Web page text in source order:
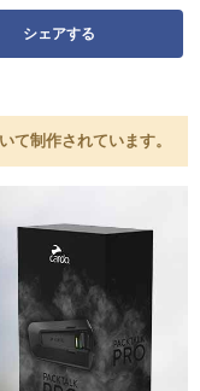
シェアする
て制作されています。